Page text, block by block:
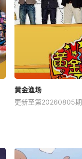
黄金渔场
更新至第20260805期